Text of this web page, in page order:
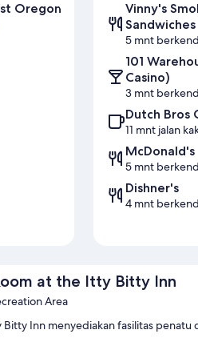
Oregon
Vinny's
Sandwiches
5 mnt
101
Casino)
3 mnt
Dutch Bros
11 mnt jalan
McDonald's
5 mnt
Dishner's
4 mnt
at the Itty Bitty Inn
Area
Inn menyediakan fasilitas